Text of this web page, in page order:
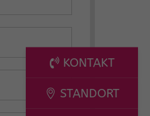
KONTAKT
STANDORT